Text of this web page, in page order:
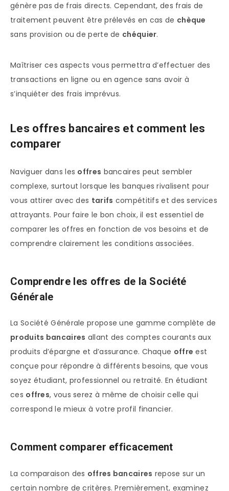
génère pas de frais directs. Cependant, des frais de
traitement peuvent être prélevés en cas de chèque
sans provision ou de perte de chéquier.
Maîtriser ces aspects vous permettra d’effectuer des
transactions en ligne ou en agence sans avoir à
s’inquiéter des frais imprévus.
Les offres bancaires et comment les
comparer
Naviguer dans les offres bancaires peut sembler
complexe, surtout lorsque les banques rivalisent pour
vous attirer avec des tarifs compétitifs et des services
attrayants. Pour faire le bon choix, il est essentiel de
comparer les offres en fonction de vos besoins et de
comprendre clairement les conditions associées.
Comprendre les offres de la Société
Générale
La Société Générale propose une gamme complète de
produits bancaires allant des comptes courants aux
produits d’épargne et d’assurance. Chaque offre est
conçue pour répondre à différents besoins, que vous
soyez étudiant, professionnel ou retraité. En étudiant
ces offres, vous serez à même de choisir celle qui
correspond le mieux à votre profil financier.
Comment comparer efficacement
La comparaison des offres bancaires repose sur un
certain nombre de critères. Premièrement, examinez